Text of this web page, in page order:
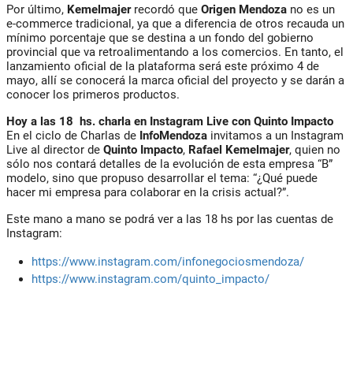
Por último, Kemelmajer recordó que Origen Mendoza no es un
e-commerce tradicional, ya que a diferencia de otros recauda un
mínimo porcentaje que se destina a un fondo del gobierno
provincial que va retroalimentando a los comercios. En tanto, el
lanzamiento oficial de la plataforma será este próximo 4 de
mayo, allí se conocerá la marca oficial del proyecto y se darán a
conocer los primeros productos.
Hoy a las 18 hs. charla en Instagram Live con Quinto Impacto
En el ciclo de Charlas de InfoMendoza invitamos a un Instagram
Live al director de Quinto Impacto, Rafael Kemelmajer, quien no
sólo nos contará detalles de la evolución de esta empresa “B”
modelo, sino que propuso desarrollar el tema: “¿Qué puede
hacer mi empresa para colaborar en la crisis actual?”.
Este mano a mano se podrá ver a las 18 hs por las cuentas de
Instagram:
https://www.instagram.com/infonegociosmendoza/
https://www.instagram.com/quinto_impacto/